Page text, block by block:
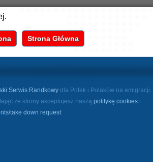
Strona Główna
Serwis Randkowy dla Polek i Polaków na emigracji.
ze strony akceptujesz naszą politykę cookies i
take down request